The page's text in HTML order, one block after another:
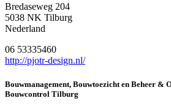
Bredaseweg 204
5038 NK Tilburg
Nederland
06 53335460
http://pjotr-design.nl/
Bouwmanagement, Bouwtoezicht en Beheer &
Bouwcontrol Tilburg